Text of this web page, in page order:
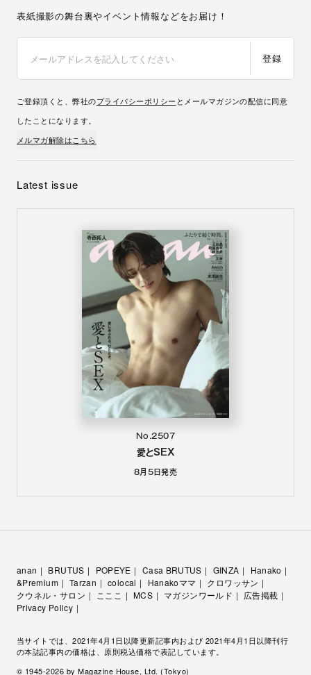
表紙撮影の舞台裏やイベント情報などをお届け！
登録
ご登録頂くと、弊社のプライバシーポリシー とメールマガジンの配信に同意
したことになります。
メルマガ解除はこちら
Latest issue
No.2507
愛とSEX
8月5日発売
anan BRUTUS POPEYE Casa BRUTUS GINZA
Hanako
&Premium
Tarzan colocal Hanakoママ
クロワッサン
クウネル・サロン
こここ MCS マガジンワールド
広告掲載
Privacy Policy
当サイトでは、2021年4月1日以降更新記事内および 2021年4月1日以降刊行
の本誌記事内の価格は、原則税込価格で表記しています。
© 1945-2026 by Magazine House, Ltd. (Tokyo)